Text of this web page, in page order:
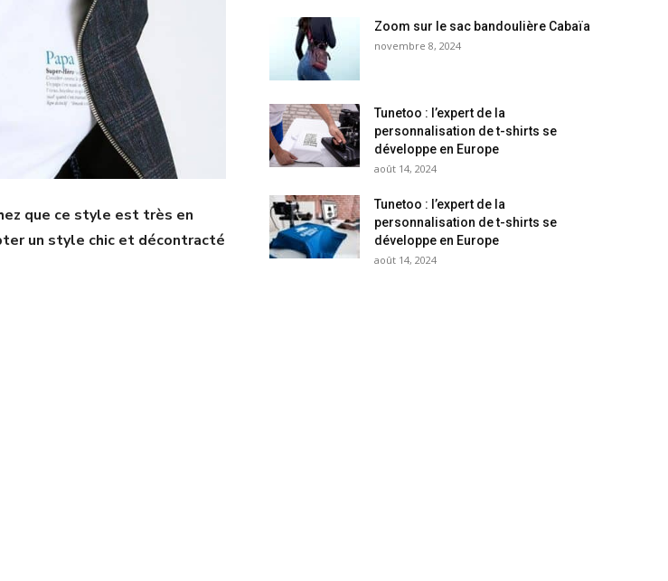
que ce style est très en
un style chic et décontracté
Zoom sur le sac bandoulière Cabaïa
novembre 8, 2024
Tunetoo : l’expert de la
personnalisation de t-shirts se
développe en Europe
août 14, 2024
Tunetoo : l’expert de la
personnalisation de t-shirts se
développe en Europe
août 14, 2024